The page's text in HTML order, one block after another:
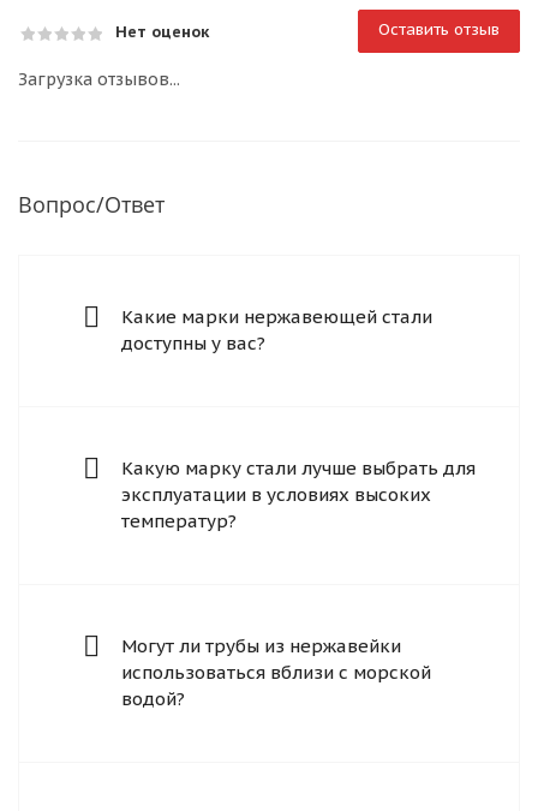
Нет оценок Оставить отзыв
Загрузка отзывов...
Вопрос/Ответ
Какие марки нержавеющей стали
доступны у вас?
Какую марку стали лучше выбрать для
эксплуатации в условиях высоких
температур?
Могут ли трубы из нержавейки
использоваться вблизи с морской
водой?